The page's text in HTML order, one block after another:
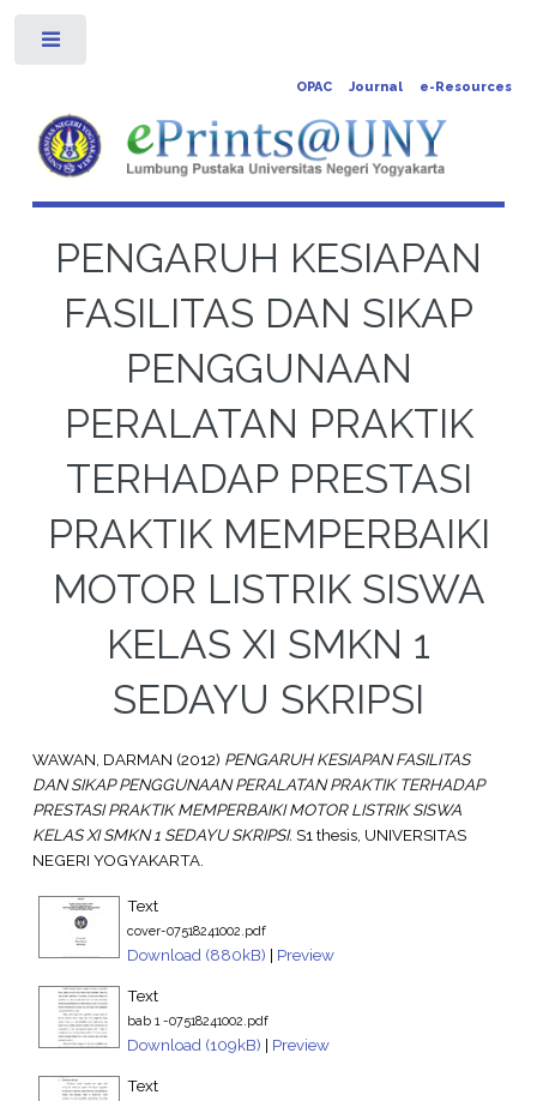
OPAC Journal e-Resources
PENGARUH KESIAPAN
FASILITAS DAN SIKAP
PENGGUNAAN
PERALATAN PRAKTIK
TERHADAP PRESTASI
PRAKTIK MEMPERBAIKI
MOTOR LISTRIK SISWA
KELAS XI SMKN 1
SEDAYU SKRIPSI
WAWAN, DARMAN (2012) PENGARUH KESIAPAN FASILITAS
DAN SIKAP PENGGUNAAN PERALATAN PRAKTIK TERHADAP
PRESTASI PRAKTIK MEMPERBAIKI MOTOR LISTRIK SISWA
KELAS XI SMKN 1 SEDAYU SKRIPSI. S1 thesis, UNIVERSITAS
NEGERI YOGYAKARTA.
Text
cover-07518241002.pdf
Download (880kB) | Preview
Text
bab 1 -07518241002.pdf
Download (109kB) | Preview
Text